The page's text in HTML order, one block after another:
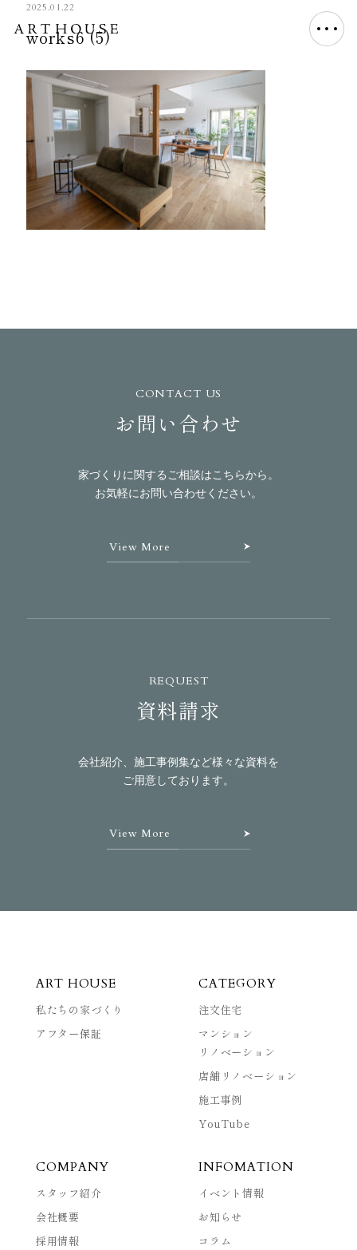
2025.01.22
works6 (5)
CONTACT US
お問い合わせ
家づくりに関するご相談はこちらから。
お気軽にお問い合わせください。
View More
REQUEST
資料請求
会社紹介、施工事例集など様々な資料を
ご用意しております。
View More
ART HOUSE
私たちの家づくり
アフター保証
CATEGORY
注文住宅
マンション
リノベーション
店舗リノベーション
施工事例
YouTube
COMPANY
スタッフ紹介
会社概要
採用情報
INFOMATION
イベント情報
お知らせ
コラム